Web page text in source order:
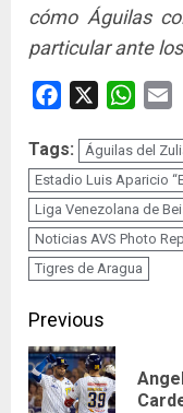
cómo Águilas
particular ante
Facebook
Tags:
Águilas del
Estadio Luis Aparicio
Liga Venezolana de
Noticias AVS Photo
Tigres de Aragua
Continue
Reading
Previous